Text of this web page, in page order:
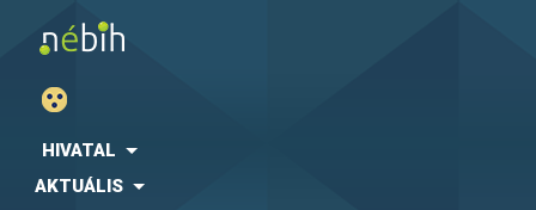
HIVATAL
AKTUÁLIS